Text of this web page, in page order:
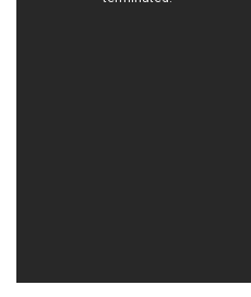
một nhà cung cấp sản